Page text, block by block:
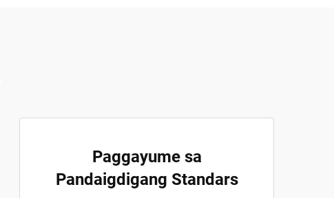
Paggayume sa
Pandaigdigang Standars